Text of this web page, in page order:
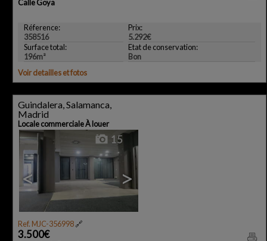
Calle Goya
Réference:
358516
Prix:
5.292€
Surface total:
196m²
Etat de conservation:
Bon
Voir detailles et fotos
Guindalera, Salamanca,
Madrid
Locale commerciale À louer
< >
15
Ref. MJC-356998🔗
3.500€